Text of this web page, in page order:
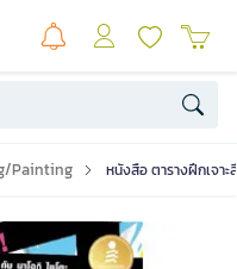
Painting หนังสือ ตารางฝึกเจาะ